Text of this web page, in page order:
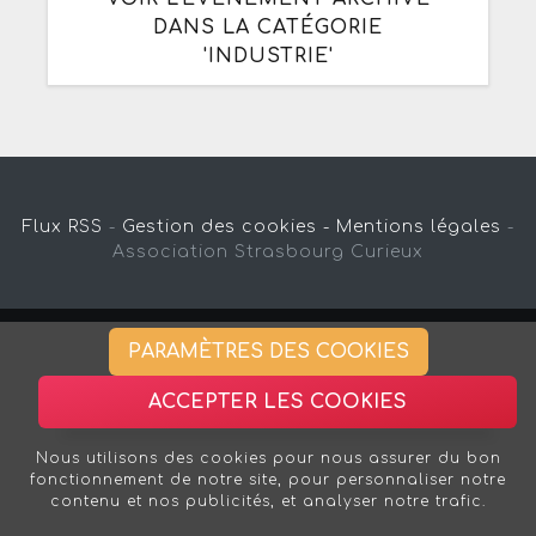
DANS LA CATÉGORIE
'INDUSTRIE'
Flux RSS - Gestion des cookies - Mentions légales -
Association Strasbourg Curieux
PARAMÈTRES DES COOKIES
ACCEPTER LES COOKIES
Nous utilisons des cookies pour nous assurer du bon
fonctionnement de notre site, pour personnaliser notre
contenu et nos publicités, et analyser notre trafic.